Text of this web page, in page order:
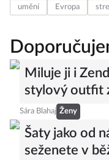
umění Evropa
Miluje ji i
stylový outfit
Sára Blahaj Ženy
Šaty jako od
seženete v